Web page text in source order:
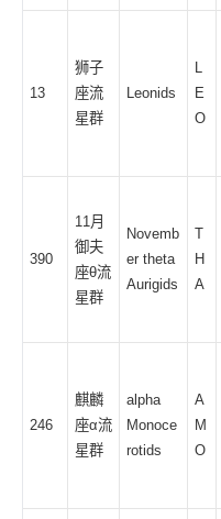
13
狮子
座流
星群
Leonids
L
E
O
390
11月
御夫
座θ流
星群
Novemb
er theta
Aurigids
T
H
A
246
麒麟
座α流
星群
alpha
Monoce
rotids
A
M
O